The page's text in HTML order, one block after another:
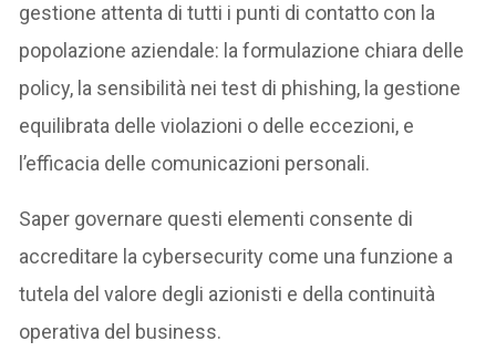
gestione attenta di tutti i punti di contatto con la
popolazione aziendale: la formulazione chiara delle
policy, la sensibilità nei test di phishing, la gestione
equilibrata delle violazioni o delle eccezioni, e
l’efficacia delle comunicazioni personali.
Saper governare questi elementi consente di
accreditare la cybersecurity come una funzione a
tutela del valore degli azionisti e della continuità
operativa del business.